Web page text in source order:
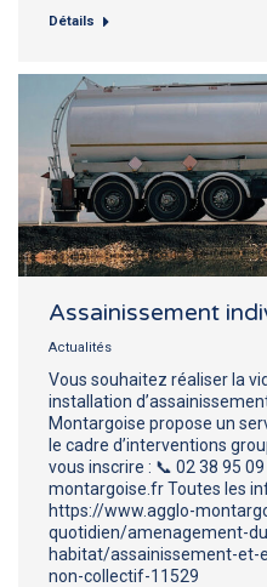
Détails
Assainissement
Actualités
Vous souhaitez réaliser la
installation
Montargoise propose un
le cadre d’interventions
vous inscrire : 📞 02 38 95
montargoise.fr Toutes les
https://www.agglo-
quotidien/amenagement-
habitat/assainissement-et-
non-collectif-11529